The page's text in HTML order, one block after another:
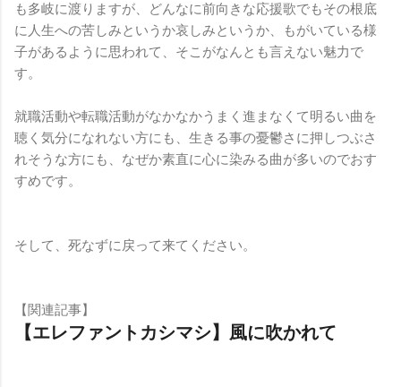
も多岐に渡りますが、どんなに前向きな応援歌でもその根底
に人生への苦しみというか哀しみというか、もがいている様
子があるように思われて、そこがなんとも言えない魅力で
す。
就職活動や転職活動がなかなかうまく進まなくて明るい曲を
聴く気分になれない方にも、生きる事の憂鬱さに押しつぶさ
れそうな方にも、なぜか素直に心に染みる曲が多いのでおす
すめです。
そして、死なずに戻って来てください。
【関連記事】
【エレファントカシマシ】風に吹かれて